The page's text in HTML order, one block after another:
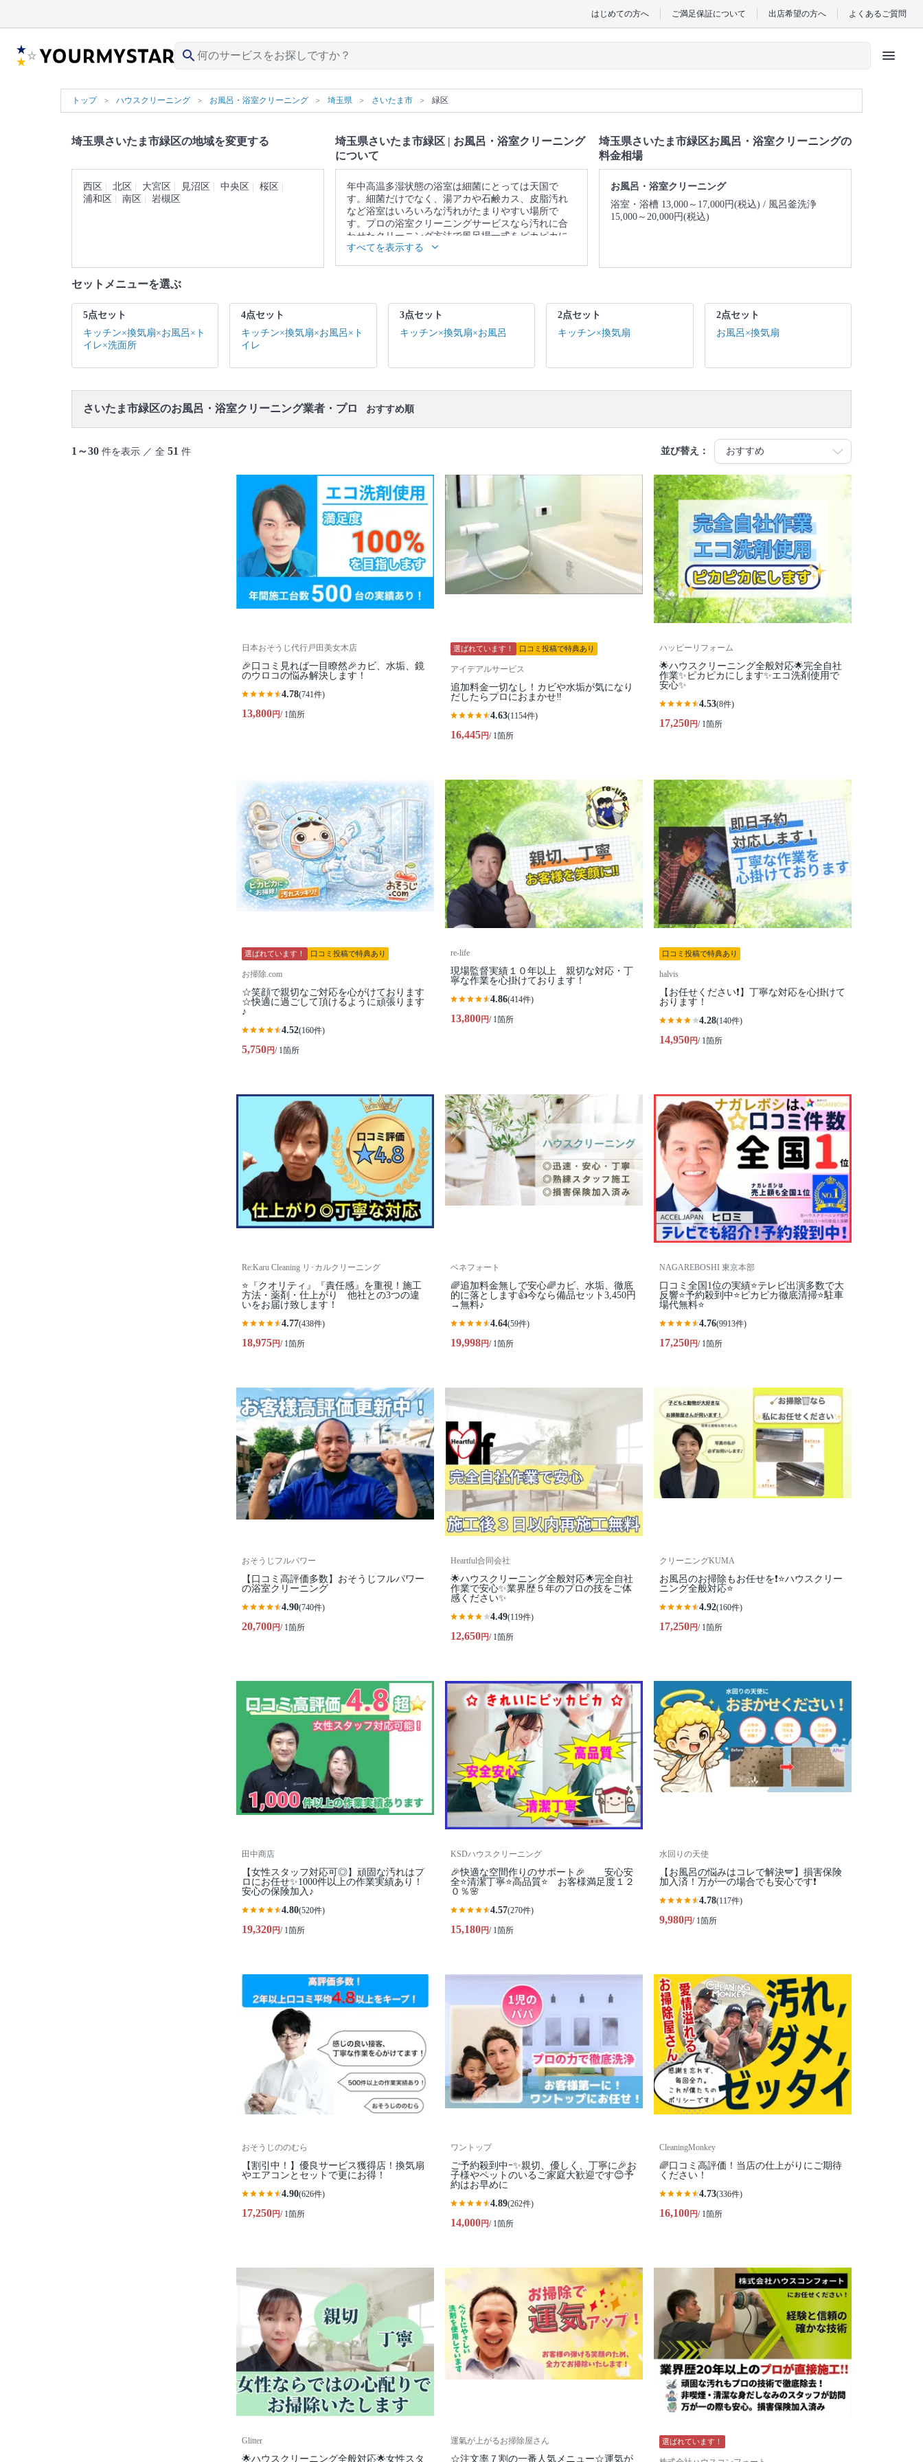
はじめての方へ ご満足保証について 出店希望の方へ よくあるご質問
search menu
トップ ハウスクリーニング お風呂・浴室クリーニング 埼玉県 さいたま市 緑区
埼玉県さいたま市緑区の地域を変更する
西区 北区 大宮区 見沼区 中央区
桜区
浦和区
南区 岩槻区
埼玉県さいたま市緑区 | お風呂・浴室クリーニング
について
年中高温多湿状態の浴室は細菌にとっては天国で
す。細菌だけでなく、湯アカや石鹸カス、皮脂汚れ
など浴室はいろいろな汚れがたまりやすい場所で
す。プロの浴室クリーニングサービスなら汚れに合
わせたクリーニング方法で風呂場一式をピカピカに
仕上げます。
▼表示価格に含まれるお風呂・浴室クリーニングの
扇 / 排水口 / トイレ・洗面台(3点ユニットの場合) / 作
業場所の簡易清掃
口コミ
もご参照ください。
すべてを表示する
埼玉県さいたま市緑区お風呂・浴室クリーニングの
料金相場
お風呂・浴室クリーニング
浴室・浴槽 13,000～17,000円(税込)
風呂釜洗浄
15,000～20,000円(税込)
セットメニューを選ぶ
5点セット
キッチン×換気扇×お風呂×ト
イレ×洗面所
4点セット
キッチン×換気扇×お風呂×ト
イレ
3点セット
キッチン×換気扇×お風呂
2点セット
キッチン×換気扇
2点セット
お風呂×換気扇
さいたま市緑区のお風呂・浴室クリーニング業者・プロ おすすめ順
1～30 件を表示 ／ 全 51 件 並び替え：
日本おそうじ代行戸田美女木店
🎉口コミ見れば一目瞭然🎉カビ、水垢、鏡
のウロコの悩み解決します！
4.78(741件)
13,800円/ 1箇所
選ばれています！ 口コミ投稿で特典あり
アイデアルサービス
追加料金一切なし！カビや水垢が気になり
だしたらプロにおまかせ‼︎
4.63(1154件)
16,445円/ 1箇所
ハッピーリフォーム
🌟ハウスクリーニング全般対応🌟完全自社
作業✨️ピカピカにします✨️エコ洗剤使用で
安心✨
4.53(8件)
17,250円/ 1箇所
選ばれています！ 口コミ投稿で特典あり
お掃除.com
☆笑顔で親切なご対応を心がけております
☆快適に過ごして頂けるように頑張ります
♪
4.52(160件)
5,750円/ 1箇所
re-life
現場監督実績１０年以上 親切な対応・丁
寧な作業を心掛けております！
4.86(414件)
13,800円/ 1箇所
口コミ投稿で特典あり
halvis
【お任せください❗️】丁寧な対応を心掛けて
おります！
4.28(140件)
14,950円/ 1箇所
Re:Karu Cleaning リ･カルクリーニング
⭐『クオリティ』『責任感』を重視！施工
方法・薬剤・仕上がり 他社との3つの違
いをお届け致します！
4.77(438件)
18,975円/ 1箇所
ベネフォート
🌈追加料金無しで安心🌈カビ、水垢、徹底
的に落とします👍今なら備品セット3,450円
→無料♪
4.64(59件)
19,998円/ 1箇所
NAGAREBOSHI 東京本部
口コミ全国1位の実績⭐テレビ出演多数で大
反響⭐予約殺到中⭐ピカピカ徹底清掃⭐駐車
場代無料⭐
4.76(9913件)
17,250円/ 1箇所
おそうじフルパワー
【口コミ高評価多数】おそうじフルパワー
の浴室クリーニング
4.90(740件)
20,700円/ 1箇所
Heartful合同会社
🌟ハウスクリーニング全般対応🌟完全自社
作業で安心✨業界歴５年のプロの技をご体
感ください✨
4.49(119件)
12,650円/ 1箇所
クリーニングKUMA
お風呂のお掃除もお任せを❗️⭐ハウスクリー
ニング全般対応⭐
4.92(160件)
17,250円/ 1箇所
田中商店
【女性スタッフ対応可◎】頑固な汚れはプ
ロにお任せ✨1000件以上の作業実績あり！
安心の保険加入♪
4.80(520件)
19,320円/ 1箇所
KSDハウスクリーニング
🎉快適な空間作りのサポート🎉 安心安
全⭐清潔丁寧⭐高品質⭐ お客様満足度１２
０％🌸
4.57(270件)
15,180円/ 1箇所
水回りの天使
【お風呂の悩みはコレで解決🪽】損害保険
加入済！万が一の場合でも安心です❗️
4.78(117件)
9,980円/ 1箇所
おそうじののむら
【割引中！】優良サービス獲得店！換気扇
やエアコンとセットで更にお得！
4.90(626件)
17,250円/ 1箇所
ワントップ
ご予約殺到中ｰ✨親切、優しく、丁寧に🎉お
子様やペットのいるご家庭大歓迎です😊予
約はお早めに
4.89(262件)
14,000円/ 1箇所
CleaningMonkey
🌈口コミ高評価！当店の仕上がりにご期待
ください！
4.73(336件)
16,100円/ 1箇所
Glitter
🌟ハウスクリーニング全般対応🌟女性スタ
運氣が上がるお掃除屋さん
☆注文率７割の一番人気メニュー☆運気が
選ばれています！